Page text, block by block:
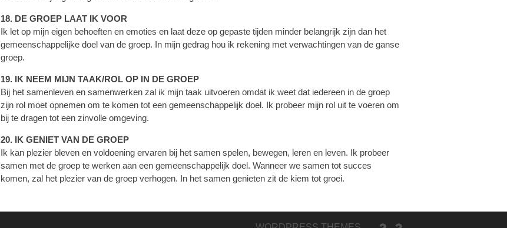
18. DE GROEP LAAT IK VOOR
Ik let op mijn eigen behoeften en emoties en laat deze op gepaste tijden minder belangrijk zijn dan het
gemeenschappelijke doel van de groep. In mijn gedrag hou ik rekening met verwachtingen van de ganse
groep.
19. IK NEEM MIJN TAAK/ROL OP IN DE GROEP
Bij het samenleven en samenwerken zal ik mijn taak uitvoeren omdat ik weet dat iedereen in de groep
zijn rol moet opnemen om te komen tot een gemeenschappelijk doel. Ik probeer mijn rol uit te voeren om
bij te dragen tot een zinvolle omgeving.
20. IK GENIET VAN DE GROEP
Ik kan plezier bleven en voldoening ervaren bij het samen spelen, bewegen, leren en leven. Ik probeer
samen met de groep te werken aan een gemeenschappelijk doel. Wanneer we samen tot succes
komen, zal het plezier van de groep verhogen. In het samen genieten zit de kiem tot groei.
FANTASIELINES
KIJKDAG